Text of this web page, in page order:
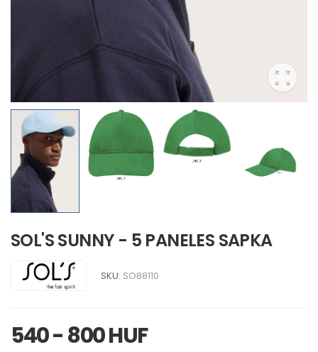
SOL'S SUNNY - 5 PANELES SAPKA
SKU: SO88110
540 - 800 HUF